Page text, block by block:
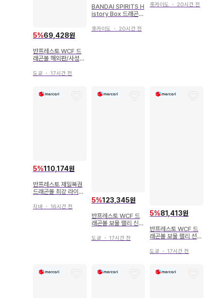
5%69,428원
반프레스토 WCF 드
래곤볼 해외판/사성구
도쿄 ・ 17시간 전
BANDAI SPIRITS H
istory Box 드래곤볼
홋카이도 ・ 20시간 전
홋카이도 ・ 20시간 전
5%110,174원
반프레스토 제일복권
드래곤볼 최강 라이벌
지바 ・ 16시간 전
5%123,345원
반프레스토 WCF 드
래곤볼 보물 랠리 신룡
도쿄 ・ 17시간 전
5%81,413원
반프레스토 WCF 드
래곤볼 보물 랠리 선두
도쿄 ・ 17시간 전